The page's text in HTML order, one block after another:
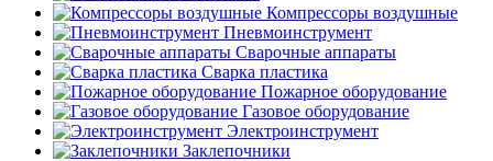
Компрессоры воздушные
Пневмоинструмент
Сварочные аппараты
Сварка пластика
Пожарное оборудование
Газовое оборудование
Электроинструмент
Заклепочники